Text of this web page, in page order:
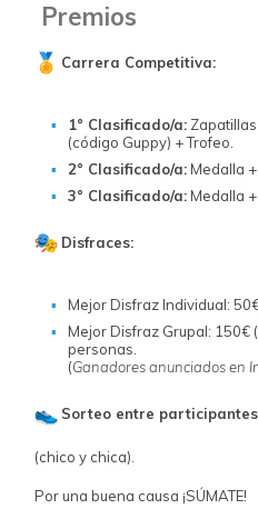
Premios
Carrera Competitiva:
1° Clasificado/a:
(código Guppy) + Trofeo.
2° Clasificado/a:Medalla
3° Clasificado/a:Medalla
Disfraces:
Mejor Disfraz Individual:
Mejor Disfraz Grupal: 150€
personas.
(Ganadores anunciados en
Sorteo entre
(chico y chica).
Por una buena causa ¡SÚMATE!